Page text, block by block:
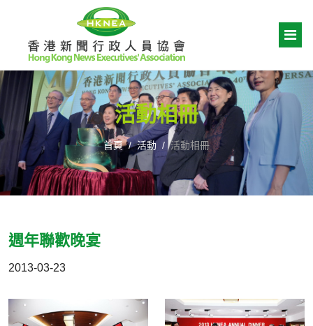
活動相冊
首頁 活動 活動相冊
週年聯歡晚宴
2013-03-23